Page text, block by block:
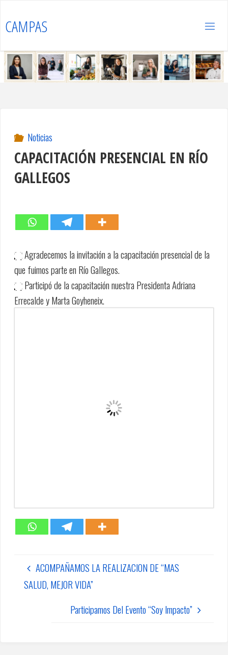
CAMPAS
Noticias
CAPACITACIÓN PRESENCIAL EN RÍO
GALLEGOS
Agradecemos la invitación a la capacitación presencial de la
que fuimos parte en Río Gallegos.
Participó de la capacitación nuestra Presidenta Adriana
Errecalde y Marta Goyheneix.
ACOMPAÑAMOS LA REALIZACION DE “MAS
SALUD, MEJOR VIDA”
Participamos Del Evento “Soy Impacto”